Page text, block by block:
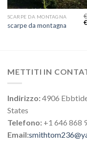
SCARPE DA MONTAGNA
scarpe da montagna
METTITI IN
Indirizzo:4906
States
Telefono: +1 646 868
Email: